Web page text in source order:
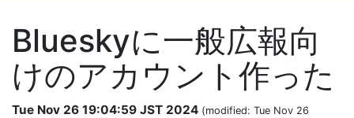
Blueskyに一般広報向
けのアカウント作った
Tue Nov 26 19:04:59 JST 2024 (modified: Tue Nov 26